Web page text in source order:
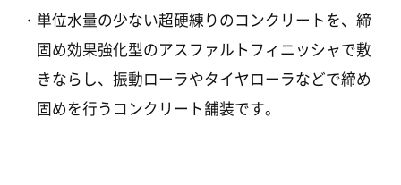
単位水量の少ない超硬練りのコンクリートを、締
固め効果強化型のアスファルトフィニッシャで敷
きならし、振動ローラやタイヤローラなどで締め
固めを行うコンクリート舗装です。